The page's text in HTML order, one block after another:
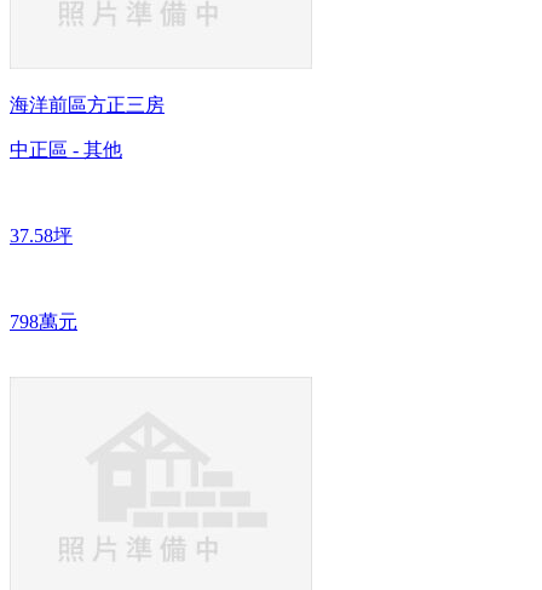
海洋前區方正三房
中正區 - 其他
37.58坪
798萬元